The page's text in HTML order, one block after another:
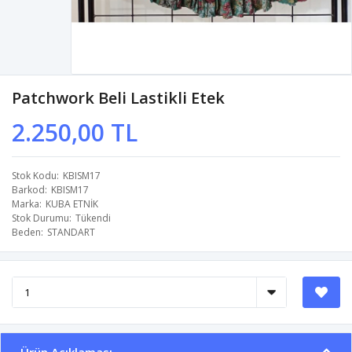
Patchwork Beli Lastikli Etek
2.250,00 TL
Stok Kodu KBISM17
Barkod KBISM17
Marka KUBA ETNİK
Stok Durumu Tükendi
Beden STANDART